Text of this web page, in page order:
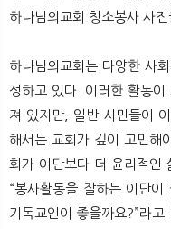
하나님의교회 청소봉사 사
하나님의교회는 다양한 사
성하고 있다. 이러한 활동
져 있지만, 일반 시민들이
해서는 교회가 깊이 고민해
회가 이단보다 더 윤리적인
“봉사활동을 잘하는 이단
기독교인이 좋을까요?”라